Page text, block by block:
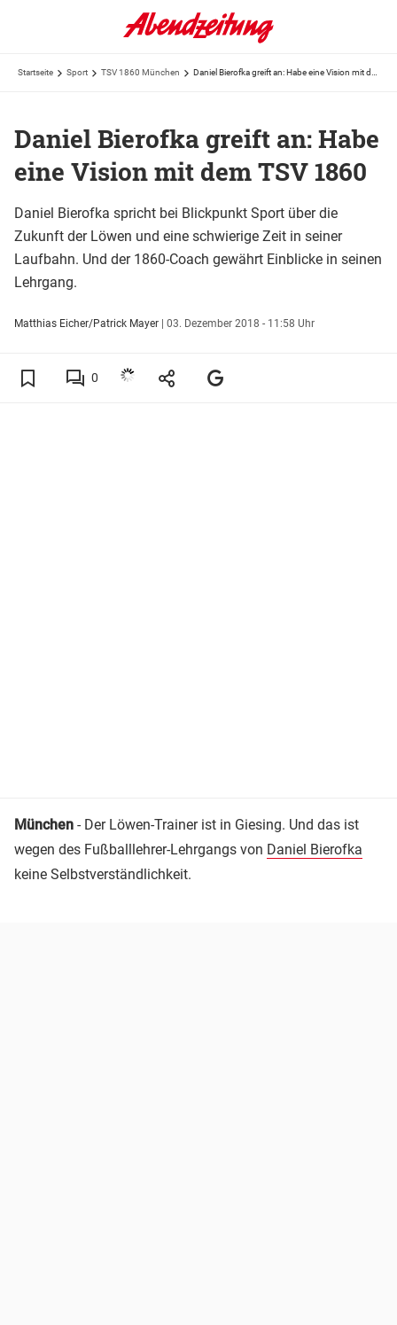
Startseite Sport TSV 1860 München
Daniel Bierofka greift an: Habe
eine Vision mit dem TSV 1860
Daniel Bierofka spricht bei Blickpunkt Sport über die
Zukunft der Löwen und eine schwierige Zeit in seiner
Laufbahn. Und der 1860-Coach gewährt Einblicke in seinen
Lehrgang.
Matthias Eicher/Patrick Mayer | 03. Dezember 2018 - 11:58 Uhr
0
München - Der Löwen-Trainer ist in Giesing. Und das ist
wegen des Fußballlehrer-Lehrgangs von Daniel Bierofka
keine Selbstverständlichkeit.